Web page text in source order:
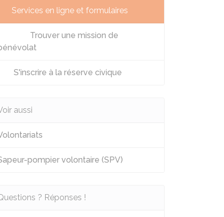
Armées et
gendarmerie
Services en ligne et formulaires
Trouver une mission de
S'inscrire à la réserve civique
aussi
pompier volontaire (SPV)
? Réponses !